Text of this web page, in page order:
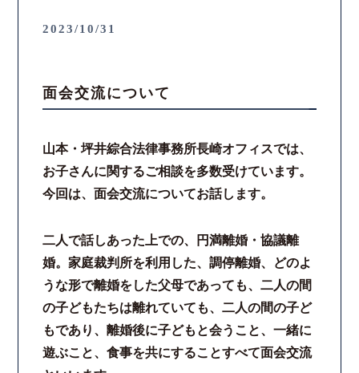
ご相談の流れ
弁護士費用
解決事例
お客様の声
採用情報
2023/10/31
面会交流について
山本・坪井綜合法律事務所長崎オフィスでは、
お子さんに関するご相談を多数受けています。
今回は、面会交流についてお話します。
二人で話しあった上での、円満離婚・協議離
婚。家庭裁判所を利用した、調停離婚、どのよ
うな形で離婚をした父母であっても、二人の間
の子どもたちは離れていても、二人の間の子ど
もであり、離婚後に子どもと会うこと、一緒に
遊ぶこと、食事を共にすることすべて面会交流